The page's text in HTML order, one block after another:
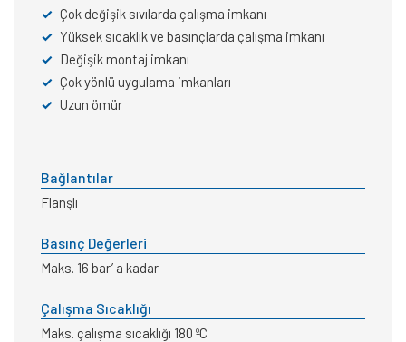
✓ Çok değişik sıvılarda çalışma imkanı
✓ Yüksek sıcaklık ve basınçlarda çalışma imkanı
✓ Değişik montaj imkanı
✓ Çok yönlü uygulama imkanları
✓ Uzun ömür
Bağlantılar
Flanşlı
Basınç Değerleri
Maks. 16 bar’ a kadar
Çalışma Sıcaklığı
Maks. çalışma sıcaklığı 180 ºC